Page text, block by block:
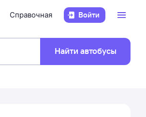
Справочная Войти
Найти автобусы